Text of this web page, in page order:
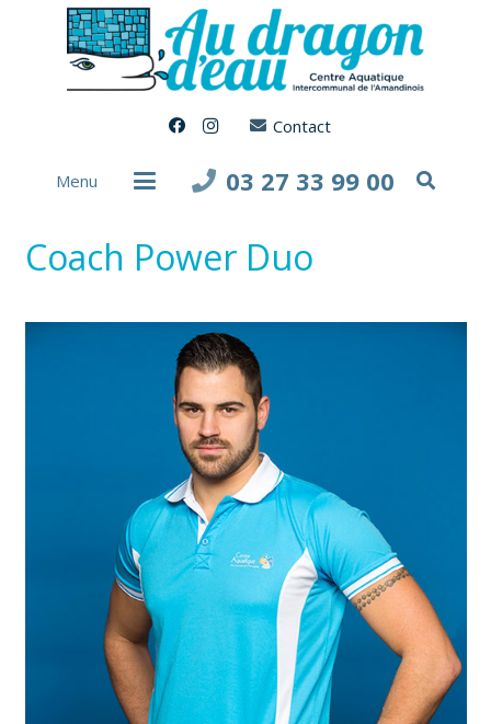
Contact
Menu 03 27 33 99 00
Coach Power Duo